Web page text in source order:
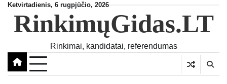
Skip
content
Ketvirtadienis, 6 rugpjūčio, 2026
RinkimųGidas.LT
Rinkimai, kandidatai, referendumas